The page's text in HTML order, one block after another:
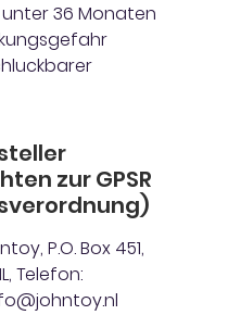
36 Monaten
zur GPSR
P.O. Box 451,
Telefon: